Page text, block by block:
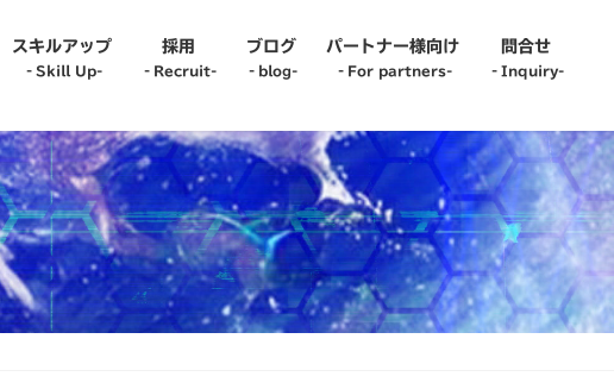
スキルアップ
‐Skill Up-
採用
‐Recruit-
‐Recruit-
‐Career recruit-
‐Employee Interview-
ブログ
‐blog-
‐blog-
パートナー様向け
‐For partners-
問合せ
‐Inquiry-